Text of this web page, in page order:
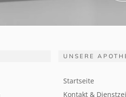
UNSERE
Startseite
Kontakt &